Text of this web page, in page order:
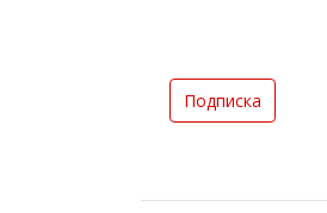
Подписка